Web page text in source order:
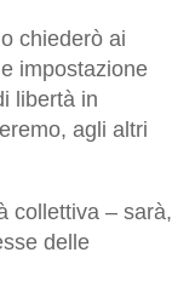
chiederò ai
impostazione
libertà in
agli altri
collettiva – sarà,
delle